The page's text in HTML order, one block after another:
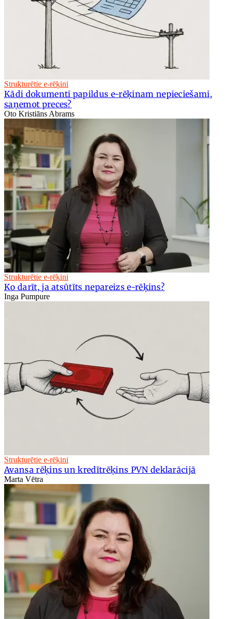
Strukturētie e-rēķini
Kādi dokumenti papildus e-rēķinam nepieciešami,
saņemot preces?
Oto Kristiāns Abrams
Strukturētie e-rēķini
Ko darīt, ja atsūtīts nepareizs e-rēķins?
Inga Pumpure
Strukturētie e-rēķini
Avansa rēķins un kredītrēķins PVN deklarācijā
Marta Vētra